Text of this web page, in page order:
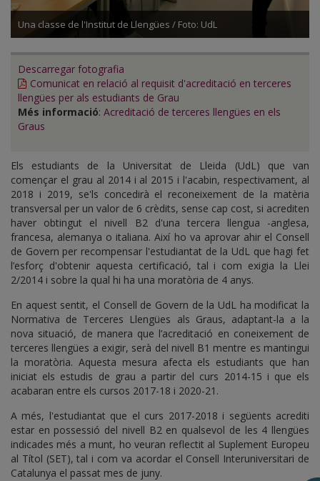
Una classe de l'Institut de Llengües / Foto: UdL
Descarregar fotografia
Comunicat en relació al requisit d'acreditació en terceres
llengües per als estudiants de Grau
Més informació: Acreditació de terceres llengües en els
Graus
Els estudiants de la Universitat de Lleida (UdL) que van
començar el grau al 2014 i al 2015 i l'acabin, respectivament, al
2018 i 2019, se'ls concedirà el reconeixement de la matèria
transversal per un valor de 6 crèdits, sense cap cost, si acrediten
haver obtingut el nivell B2 d'una tercera llengua -anglesa,
francesa, alemanya o italiana. Així ho va aprovar ahir el Consell
de Govern per recompensar l'estudiantat de la UdL que hagi fet
l’esforç d'obtenir aquesta certificació, tal i com exigia la Llei
2/2014 i sobre la qual hi ha una moratòria de 4 anys.
En aquest sentit, el Consell de Govern de la UdL ha modificat la
Normativa de Terceres Llengües als Graus, adaptant-la a la
nova situació, de manera que l’acreditació en coneixement de
terceres llengües a exigir, serà del nivell B1 mentre es mantingui
la moratòria. Aquesta mesura afecta els estudiants que han
iniciat els estudis de grau a partir del curs 2014-15 i que els
acabaran entre els cursos 2017-18 i 2020-21.
A més, l'estudiantat que el curs 2017-2018 i següents acrediti
estar en possessió del nivell B2 en qualsevol de les 4 llengües
indicades més a munt, ho veuran reflectit al Suplement Europeu
al Títol (SET), tal i com va acordar el Consell Interuniversitari de
Catalunya el passat mes de juny.